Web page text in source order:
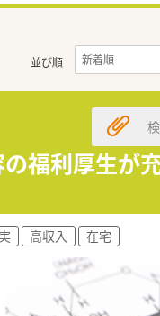
並び順
福利厚生が
高収入 在宅